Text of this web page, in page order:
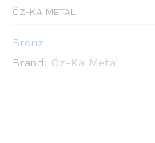
ÖZ-KA METAL
Bronz
Brand: Öz-Ka Metal